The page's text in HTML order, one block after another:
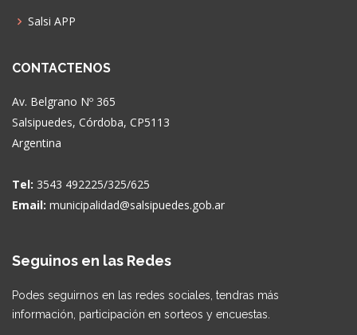
Salsi APP
CONTACTENOS
Av. Belgrano Nº 365
Salsipuedes, Córdoba, CP5113
Argentina
Tel: 3543 492225/325/625
Email: municipalidad@salsipuedes.gob.ar
Seguinos en las Redes
Podes seguirnos en las redes sociales, tendras más
información, participación en sorteos y encuestas.